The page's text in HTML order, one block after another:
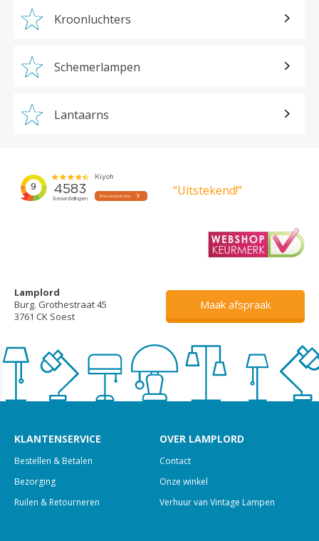
Kroonluchters
Schemerlampen
Lantaarns
“Uitstekend!”
Lamplord
Burg. Grothestraat 45
3761 CK Soest
Maak afspraak
KLANTENSERVICE
Bestellen & Betalen
Bezorging
Ruilen & Retourneren
OVER LAMPLORD
Contact
Onze winkel
Verhuur van Vintage Lampen